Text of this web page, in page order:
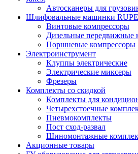
Автосканеры для
Шлифовальные машинки
Винтовые компрессоры
Дизельные передвижные
Поршневые компрессоры
Электроинструмент
Клуппы электрические
Электрические миксеры
Фрезеры
Комплекты со скидкой
Комплекты для
Четырехстоечные
Пневмокомплекты
Пост сход-развал
Шиномонтажные
Акционные товары